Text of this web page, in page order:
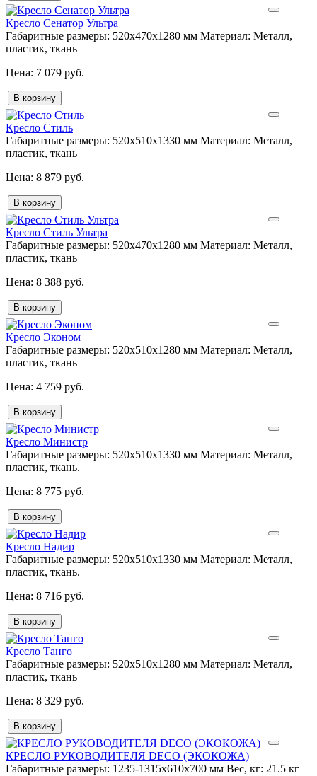
Кресло Сенатор Ультра
Габаритные размеры: 520х470х1280 мм Материал: Металл,
пластик, ткань
7 079 руб.
В корзину
Кресло Стиль
Габаритные размеры: 520х510х1330 мм Материал: Металл,
пластик, ткань
8 879 руб.
В корзину
Кресло Стиль Ультра
Габаритные размеры: 520х470х1280 мм Материал: Металл,
пластик, ткань
8 388 руб.
В корзину
Кресло Эконом
Габаритные размеры: 520х510х1280 мм Материал: Металл,
пластик, ткань
4 759 руб.
В корзину
Кресло Министр
Габаритные размеры: 520х510х1330 мм Материал: Металл,
пластик, ткань.
8 775 руб.
В корзину
Кресло Надир
Габаритные размеры: 520х510х1330 мм Материал: Металл,
пластик, ткань.
8 716 руб.
В корзину
Кресло Танго
Габаритные размеры: 520х510х1280 мм Материал: Металл,
пластик, ткань
8 329 руб.
В корзину
КРЕСЛО РУКОВОДИТЕЛЯ DECO (ЭКОКОЖА)
Габаритные размеры: 1235-1315x610x700 мм Вес, кг: 21.5 кг